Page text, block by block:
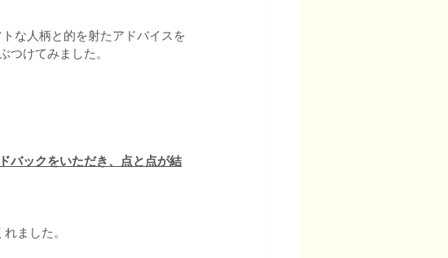
つけてみました。
バックをいただき、点と点が結
ました。